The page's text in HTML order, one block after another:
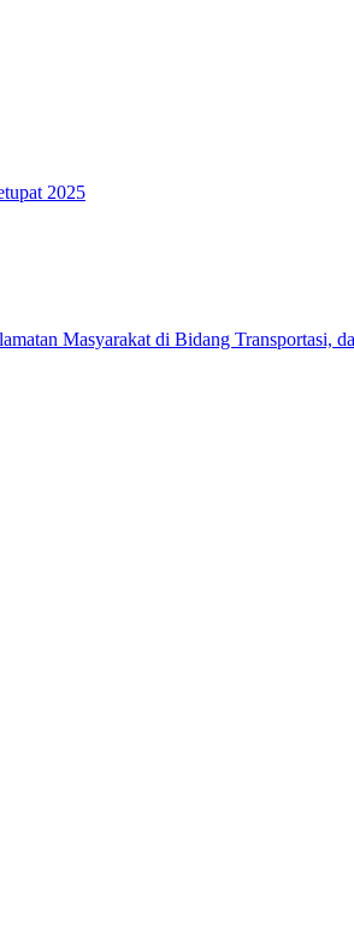
2025
Masyarakat di Bidang Transportasi,